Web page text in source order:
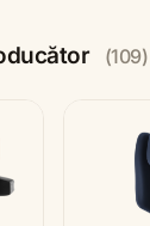
(109)